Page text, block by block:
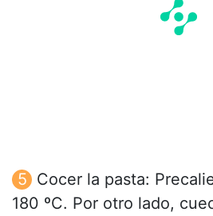
Cocer la pasta:
180 ºC. Por otro lado,